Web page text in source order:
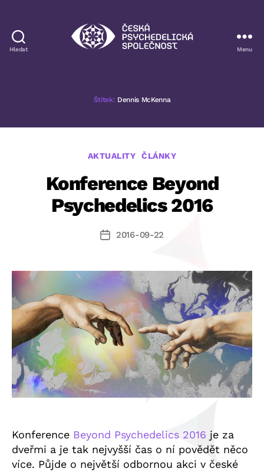
Hledat Menu
Štítek: Dennis McKenna
Rubriky
AKTUALITY ČLÁNKY
Konference Beyond
Psychedelics 2016
Datum
2016-09-22
Konference Beyond Psychedelics 2016 je za
dveřmi a je tak nejvyšší čas o ní povědět něco
více. Půjde o největší odbornou akci v české